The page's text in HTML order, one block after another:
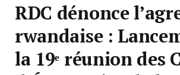
RDC dénonce
rwandaise :
la 19ᵉ réunion des